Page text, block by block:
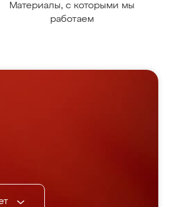
Материалы, с которыми мы
работаем